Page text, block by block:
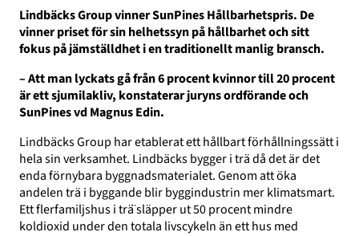
Lindbäcks Group vinner SunPines Hållbarhetspris. De
vinner priset för sin helhetssyn på hållbarhet och sitt
fokus på jämställdhet i en traditionellt manlig bransch.
– Att man lyckats gå från 6 procent kvinnor till 20 procent
är ett sjumilakliv, konstaterar juryns ordförande och
SunPines vd Magnus Edin.
Lindbäcks Group har etablerat ett hållbart förhållningssätt i
hela sin verksamhet. Lindbäcks bygger i trä då det är det
enda förnybara byggnadsmaterialet. Genom att öka
andelen trä i byggande blir byggindustrin mer klimatsmart.
Ett flerfamiljshus i trä̈ släpper ut 50 procent mindre
koldioxid under den totala livscykeln än ett hus med